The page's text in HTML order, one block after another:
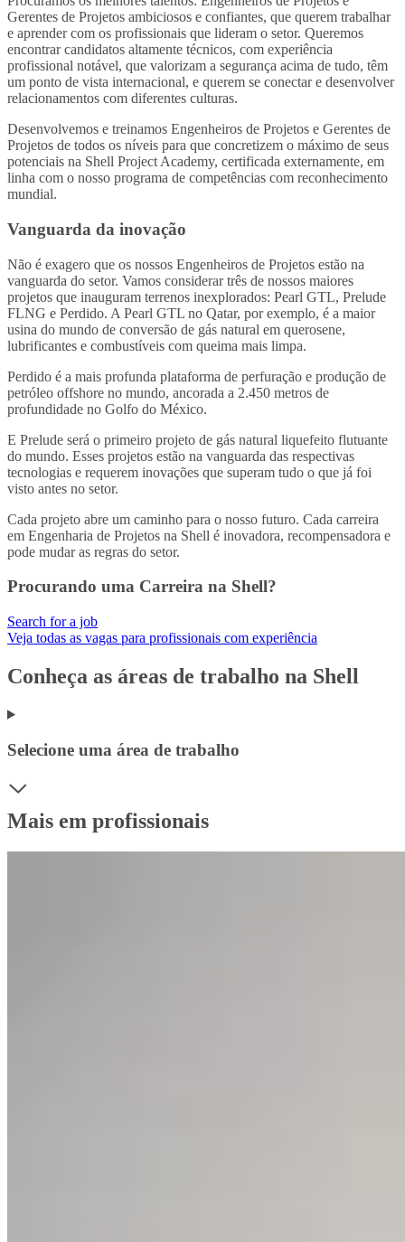
Gerentes de Projetos ambiciosos e confiantes, que querem trabalhar
e aprender com os profissionais que lideram o setor. Queremos
encontrar candidatos altamente técnicos, com experiência
profissional notável, que valorizam a segurança acima de tudo, têm
um ponto de vista internacional, e querem se conectar e desenvolver
relacionamentos com diferentes culturas.
Desenvolvemos e treinamos Engenheiros de Projetos e Gerentes de
Projetos de todos os níveis para que concretizem o máximo de seus
potenciais na Shell Project Academy, certificada externamente, em
linha com o nosso programa de competências com reconhecimento
mundial.
Vanguarda da inovação
Não é exagero que os nossos Engenheiros de Projetos estão na
vanguarda do setor. Vamos considerar três de nossos maiores
projetos que inauguram terrenos inexplorados: Pearl GTL, Prelude
FLNG e Perdido. A Pearl GTL no Qatar, por exemplo, é a maior
usina do mundo de conversão de gás natural em querosene,
lubrificantes e combustíveis com queima mais limpa.
Perdido é a mais profunda plataforma de perfuração e produção de
petróleo offshore no mundo, ancorada a 2.450 metros de
profundidade no Golfo do México.
E Prelude será o primeiro projeto de gás natural liquefeito flutuante
do mundo. Esses projetos estão na vanguarda das respectivas
tecnologias e requerem inovações que superam tudo o que já foi
visto antes no setor.
Cada projeto abre um caminho para o nosso futuro. Cada carreira
em Engenharia de Projetos na Shell é inovadora, recompensadora e
pode mudar as regras do setor.
Procurando uma Carreira na Shell?
Search for a job
Veja todas as vagas para profissionais com experiência
Conheça as áreas de trabalho na Shell
Selecione uma área de trabalho
Mais em profissionais